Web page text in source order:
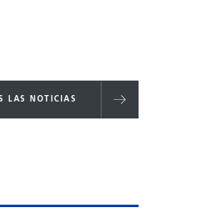
LAS NOTICIAS